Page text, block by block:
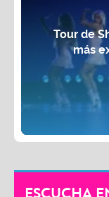
Tour de
más